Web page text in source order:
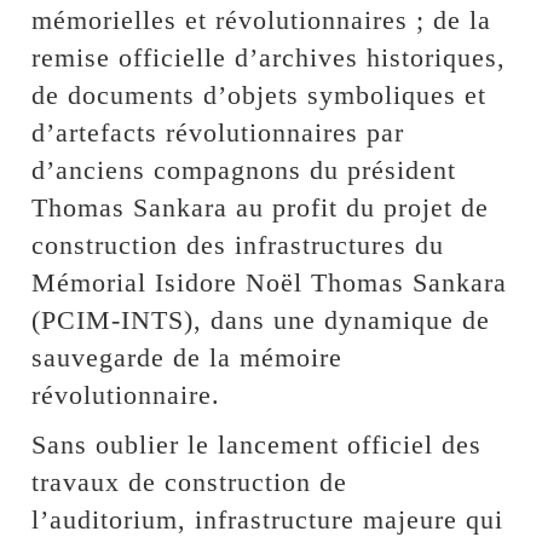
mémorielles et révolutionnaires ; de la
remise officielle d’archives historiques,
de documents d’objets symboliques et
d’artefacts révolutionnaires par
d’anciens compagnons du président
Thomas Sankara au profit du projet de
construction des infrastructures du
Mémorial Isidore Noël Thomas Sankara
(PCIM-INTS), dans une dynamique de
sauvegarde de la mémoire
révolutionnaire.
Sans oublier le lancement officiel des
travaux de construction de
l’auditorium, infrastructure majeure qui